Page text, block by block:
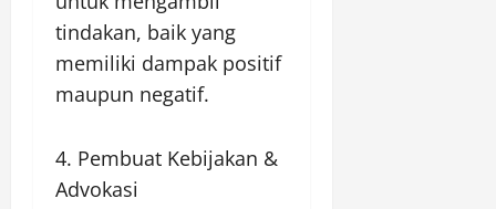
tindakan, baik yang
memiliki dampak positif
maupun negatif.
4. Pembuat Kebijakan &
Advokasi